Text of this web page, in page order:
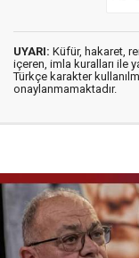
UYARI: Küfür, hakaret,
içeren, imla kuralları ile
Türkçe karakter
onaylanmamaktadır.